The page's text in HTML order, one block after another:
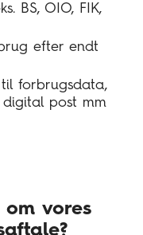
BS, OIO, FIK,
efter endt
forbrugsdata,
post mm
vores